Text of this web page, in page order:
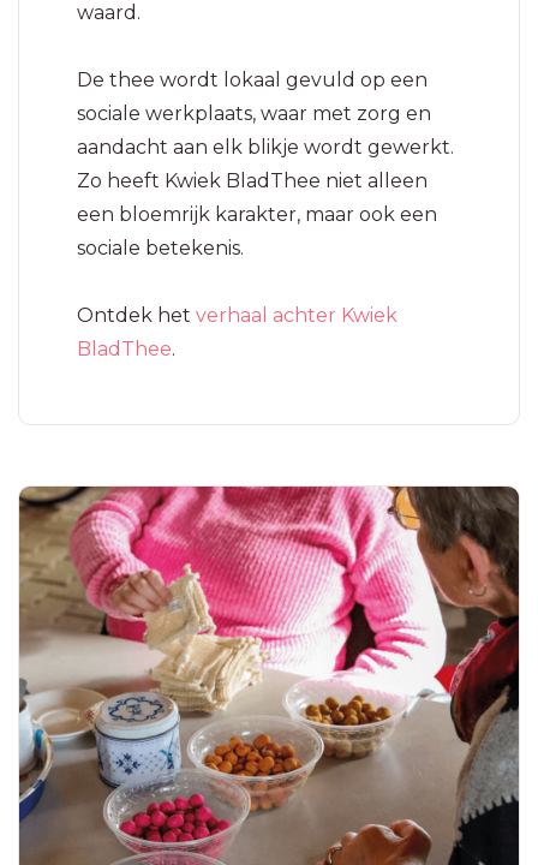
waard.
De thee wordt lokaal gevuld op een
sociale werkplaats, waar met zorg en
aandacht aan elk blikje wordt gewerkt.
Zo heeft Kwiek BladThee niet alleen
een bloemrijk karakter, maar ook een
sociale betekenis.
Ontdek het verhaal achter Kwiek
BladThee.